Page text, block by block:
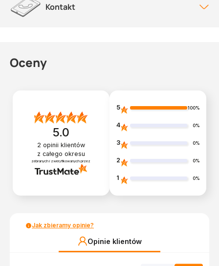
Kontakt
Oceny
5.0
2 opinii klientów
z całego okresu
zebranych i zweryfikowanych przez
5 100%
4 0%
3 0%
2 0%
1 0%
Jak zbieramy opinie?
Opinie klientów